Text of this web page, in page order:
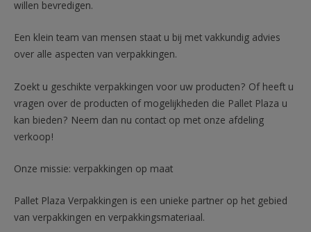
willen bevredigen.
Een klein team van mensen staat u bij met vakkundig advies
over alle aspecten van verpakkingen.
Zoekt u geschikte verpakkingen voor uw producten? Of heeft u
vragen over de producten of mogelijkheden die Pallet Plaza u
kan bieden? Neem dan nu contact op met onze afdeling
verkoop!
Onze missie: verpakkingen op maat
Pallet Plaza Verpakkingen is een unieke partner op het gebied
van verpakkingen en verpakkingsmateriaal.